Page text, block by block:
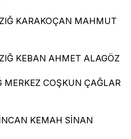
KARAKOÇAN MAHMUT
KEBAN AHMET ALAGÖZ
MERKEZ COŞKUN ÇAĞLAR
KEMAH SİNAN